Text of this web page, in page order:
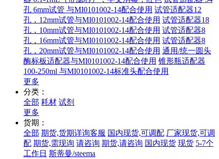
孔 6mm试管 与MI0101002-14配合使用 试管适配器12
孔，12mm试管与MI0101002-14配合使用 试管适配器18
孔，10mm试管与MI0101002-14配合使用 试管适配器8
孔，16mm试管与MI0101002-14配合使用 试管适配器8
孔，20mm试管与MI0101002-14配合使用 通用/统一圆头
酶标板适配器与MI0101002-14配合使用 锥形瓶适配器
100-250ml 与MI0101002-14标准头配合使用
更多
分类：
全部 耗材 试剂
更多
货期：
全部 期货,货期详询客服 国内现货,可调配 厂家现货,可调
配 期货,需现询 请咨询 期货,请咨询 国内现货 现货 5-7个
工作日 斯蒂曼/steema